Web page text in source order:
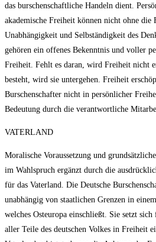
das burschenschaftliche Handeln dient.
akademische Freiheit können nicht ohne die
Unabhängigkeit und Selbständigkeit des
gehören ein offenes Bekenntnis und voller
Freiheit. Fehlt es daran, wird Freiheit nicht
besteht, wird sie untergehen. Freiheit
Burschenschafter nicht in persönlicher
Bedeutung durch die verantwortliche
VATERLAND
Moralische Voraussetzung und
im Wahlspruch ergänzt durch die
für das Vaterland. Die Deutsche
unabhängig von staatlichen Grenzen in
welches Osteuropa einschließt. Sie setzt
aller Teile des deutschen Volkes in Freiheit